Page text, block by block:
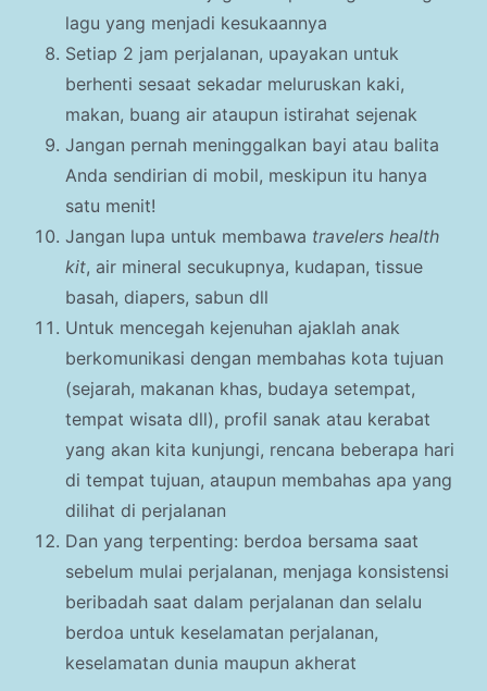
lagu yang menjadi kesukaannya
Setiap 2 jam perjalanan, upayakan untuk
berhenti sesaat sekadar meluruskan kaki,
makan, buang air ataupun istirahat sejenak
Jangan pernah meninggalkan bayi atau balita
Anda sendirian di mobil, meskipun itu hanya
satu menit!
Jangan lupa untuk membawa travelers health
kit, air mineral secukupnya, kudapan, tissue
basah, diapers, sabun dll
Untuk mencegah kejenuhan ajaklah anak
berkomunikasi dengan membahas kota tujuan
(sejarah, makanan khas, budaya setempat,
tempat wisata dll), profil sanak atau kerabat
yang akan kita kunjungi, rencana beberapa hari
di tempat tujuan, ataupun membahas apa yang
dilihat di perjalanan
Dan yang terpenting: berdoa bersama saat
sebelum mulai perjalanan, menjaga konsistensi
beribadah saat dalam perjalanan dan selalu
berdoa untuk keselamatan perjalanan,
keselamatan dunia maupun akherat